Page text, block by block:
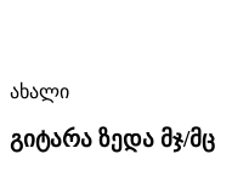
ახალი
გიტარა ზედა მჯ/მც